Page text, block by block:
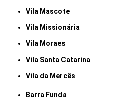
Vila Mascote
Vila Missionária
Vila Moraes
Vila Santa Catarina
Vila da Mercês
Barra Funda